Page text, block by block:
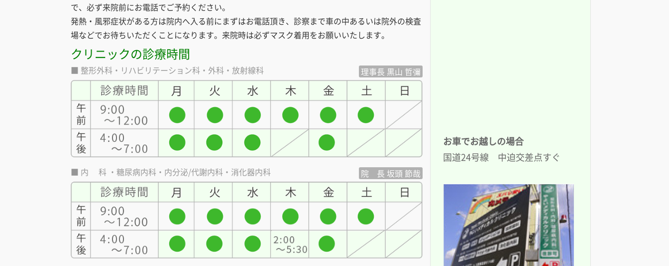
で、必ず来院前にお電話でご予約ください。
発熱・風邪症状がある方は院内へ入る前にまずはお電話頂き、診察まで車の中あるいは院外の検査
場などでお待ちいただくことになります。来院時は必ずマスク着用をお願いいたします。
クリニックの診療時間
■ 整形外科・リハビリテーション科・外科・放射線科 理事長 黒山 哲彌
■ 内 科 ・糖尿病内科・内分泌/代謝内科・消化器内科 院 長 坂頭 節哉
お車でお越しの場合
国道24号線 中迫交差点すぐ